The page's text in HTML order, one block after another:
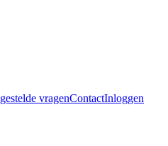
vragenContactInloggen